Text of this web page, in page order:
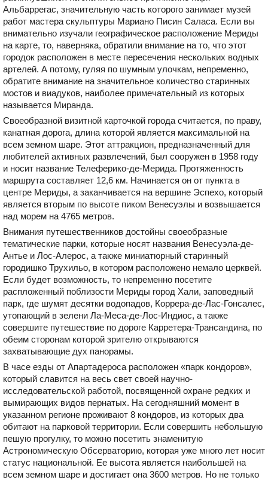
Альбаррегас, значительную часть которого занимает музей
работ мастера скульптуры Мариано Писин Саласа. Если вы
внимательно изучали географическое расположение Мериды
на карте, то, наверняка, обратили внимание на то, что этот
городок расположен в месте пересечения нескольких водных
артелей. А потому, гуляя по шумным улочкам, непременно,
обратите внимание на значительное количество старинных
мостов и виадуков, наиболее примечательный из которых
называется Миранда.
Своеобразной визитной карточкой города считается, по праву,
канатная дорога, длина которой является максимальной на
всем земном шаре. Этот аттракцион, предназначенный для
любителей активных развлечений, был сооружен в 1958 году
и носит название Телеферико-де-Мерида. Протяженность
маршрута составляет 12,6 км. Начинается он от пункта в
центре Мериды, а заканчивается на вершине Эспехо, который
является вторым по высоте пиком Венесуэлы и возвышается
над морем на 4765 метров.
Внимания путешественников достойны своеобразные
тематические парки, которые носят названия Венесуэла-де-
Антье и Лос-Алерос, а также миниатюрный старинный
городишко Трухильо, в котором расположено немало церквей.
Если будет возможность, то непременно посетите
распложенный поблизости Мериды город Хали, заповедный
парк, где шумят десятки водопадов, Коррера-де-Лас-Гонсалес,
утопающий в зелени Ла-Меса-де-Лос-Индиос, а также
совершите путешествие по дороге Карретера-Трансандина, по
обеим сторонам которой зрителю открываются
захватывающие дух панорамы.
В часе езды от Апартадероса расположен «парк кондоров»,
который славится на весь свет своей научно-
исследовательской работой, посвященной охране редких и
вымирающих видов пернатых. На сегодняшний момент в
указанном регионе проживают 8 кондоров, из которых два
обитают на парковой территории. Если совершить небольшую
пешую прогулку, то можно посетить знаменитую
Астрономическую Обсерваторию, которая уже много лет носит
статус национальной. Ее высота является наибольшей на
всем земном шаре и достигает она 3600 метров. Но не только